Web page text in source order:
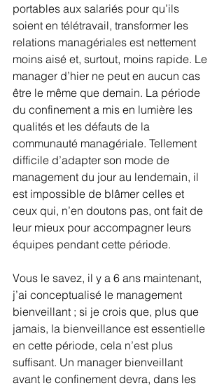
portables aux salariés pour qu’ils
soient en télétravail, transformer les
relations managériales est nettement
moins aisé et, surtout, moins rapide. Le
manager d’hier ne peut en aucun cas
être le même que demain. La période
du confinement a mis en lumière les
qualités et les défauts de la
communauté managériale. Tellement
difficile d’adapter son mode de
management du jour au lendemain, il
est impossible de blâmer celles et
ceux qui, n’en doutons pas, ont fait de
leur mieux pour accompagner leurs
équipes pendant cette période.
Vous le savez, il y a 6 ans maintenant,
j’ai conceptualisé le management
bienveillant ; si je crois que, plus que
jamais, la bienveillance est essentielle
en cette période, cela n’est plus
suffisant. Un manager bienveillant
avant le confinement devra, dans les